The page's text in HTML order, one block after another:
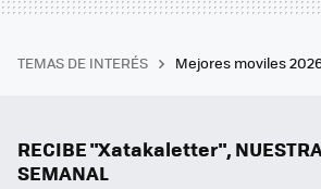
TEMAS DE INTERÉS Mejores moviles
RECIBE "Xatakaletter",
SEMANAL